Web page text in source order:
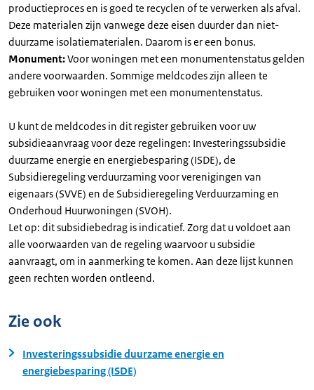
productieproces en is goed te recyclen of te verwerken als afval.
Deze materialen zijn vanwege deze eisen duurder dan niet-
duurzame isolatiematerialen. Daarom is er een bonus.
Monument:Voor woningen met een monumentenstatus gelden
andere voorwaarden. Sommige meldcodes zijn alleen te
gebruiken voor woningen met een monumentenstatus.
U kunt de meldcodes in dit register gebruiken voor uw
subsidieaanvraag voor deze regelingen: Investeringssubsidie
duurzame energie en energiebesparing (ISDE), de
Subsidieregeling verduurzaming voor verenigingen van
eigenaars (SVVE) en de Subsidieregeling Verduurzaming en
Onderhoud Huurwoningen (SVOH).
Let op: dit subsidiebedrag is indicatief. Zorg dat u voldoet aan
alle voorwaarden van de regeling waarvoor u subsidie
aanvraagt, om in aanmerking te komen. Aan deze lijst kunnen
geen rechten worden ontleend.
Zie ook
Investeringssubsidie duurzame energie en
energiebesparing (ISDE)